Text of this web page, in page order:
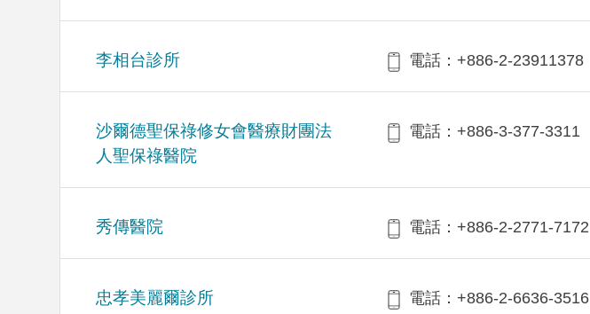
李相台診所 電話：+886-2-23911378
沙爾德聖保祿修女會醫療財團法
人聖保祿醫院
電話：+886-3-377-3311
秀傳醫院 電話：+886-2-2771-7172
忠孝美麗爾診所 電話：+886-2-6636-3516